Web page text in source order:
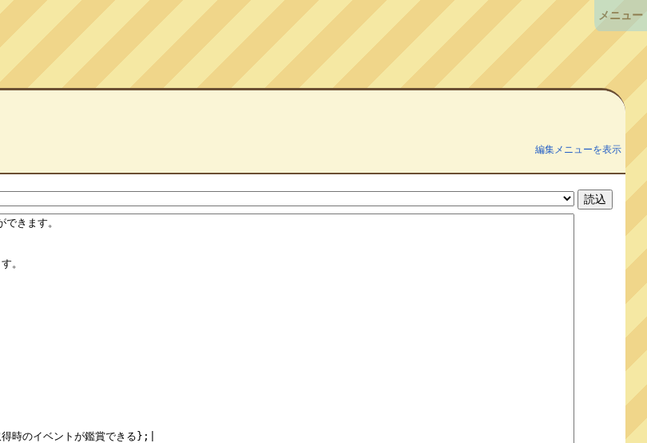
編集メニューを表示
メニュー